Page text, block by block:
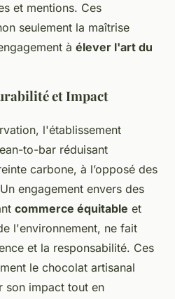
et mentions. Ces
seulement la maîtrise
à élever l'art du
et Impact
l'établissement
to-bar réduisant
carbone, à l’opposé des
engagement envers des
commerce équitable et
l'environnement, ne fait
et la responsabilité. Ces
le chocolat artisanal
son impact tout en